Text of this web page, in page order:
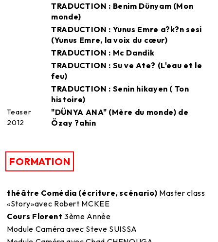
TRADUCTION : Benim Dünyam (Mon
monde)
TRADUCTION : Yunus Emre a?k?n sesi
(Yunus Emre, la voix du cœur)
TRADUCTION : Mc Dandik
TRADUCTION : Su ve Ate? (L'eau et le
feu)
TRADUCTION : Senin hikayen ( Ton
histoire)
Teaser
2012
"DÜNYA ANA" (Mère du monde) de
Özay ?ahin
FORMATION
théâtre Comédia (écriture, scénario) Master class
«Story»avec Robert MCKEE
Cours Florent 3ème Année
Module Caméra avec Steve SUISSA